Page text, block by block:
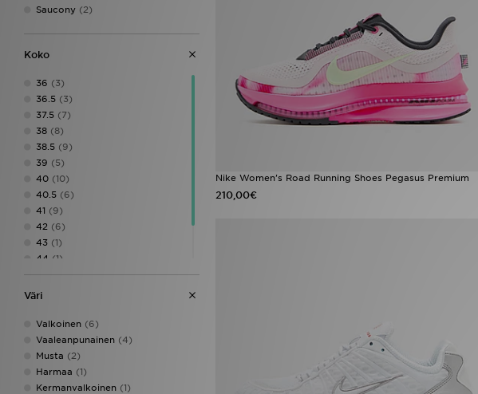
Saucony (2)
Koko
36 (3)
36.5 (3)
37.5 (7)
38 (8)
38.5 (9)
39 (5)
40 (10)
40.5 (6)
41 (9)
42 (6)
43 (1)
44 (1)
45(1)
47
Väri
Valkoinen (6)
Vaaleanpunainen (4)
Musta (2)
Harmaa (1)
Kermanvalkoinen (1)
Nike Women's Road Running Shoes Pegasus Premium
210,00€